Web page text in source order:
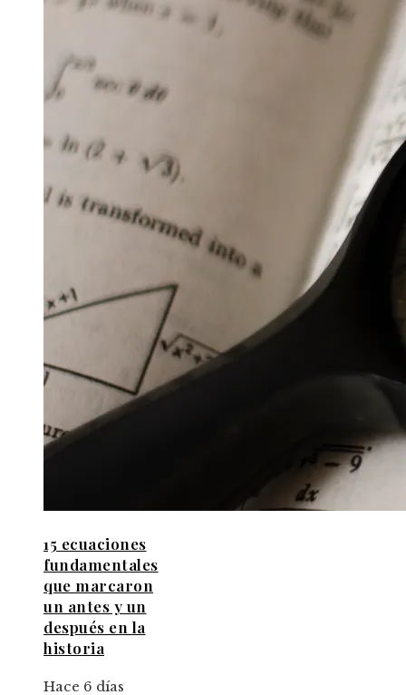
15 ecuaciones
fundamentales
que marcaron
un antes y un
después en la
historia
Hace 6 días